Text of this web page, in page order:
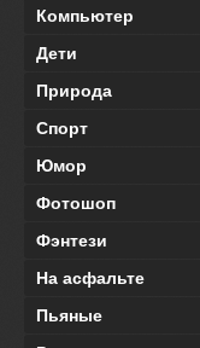
Компьютер
Дети
Природа
Спорт
Юмор
Фотошоп
Фэнтези
На асфальте
Пьяные